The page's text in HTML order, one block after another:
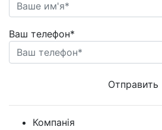
Ваш телефон*
Компанія